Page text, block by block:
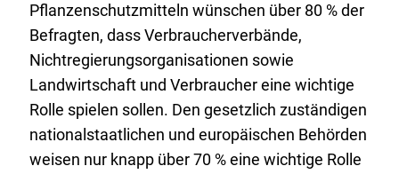
Pflanzenschutzmitteln wünschen über 80 % der
Befragten, dass Verbraucherverbände,
Nichtregierungsorganisationen sowie
Landwirtschaft und Verbraucher eine wichtige
Rolle spielen sollen. Den gesetzlich zuständigen
nationalstaatlichen und europäischen Behörden
weisen nur knapp über 70 % eine wichtige Rolle